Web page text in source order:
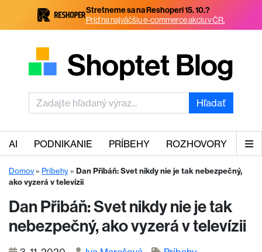
Stretneme sa na Reshoperi 15. 10.?
Príď na najväčšiu e-commerce akciu v ČR.
Hľadať
AI PODNIKANIE PRÍBEHY ROZHOVORY
Domov» Príbehy » Dan Přibáň: Svet nikdy nie je tak nebezpečný,
ako vyzerá v televízii
Dan Přibáň: Svet nikdy nie je tak
nebezpečný, ako vyzerá v televízii